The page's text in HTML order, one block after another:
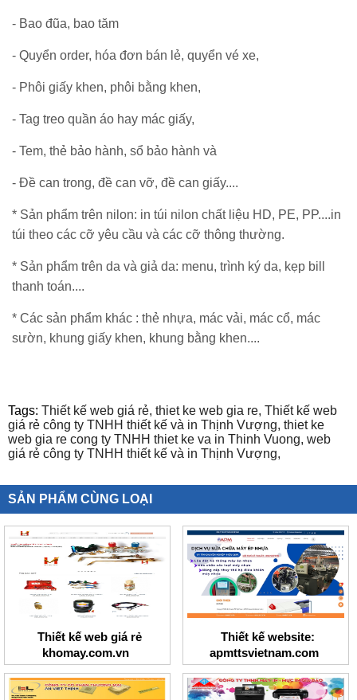
- Bao đũa, bao tăm
- Quyển order, hóa đơn bán lẻ, quyển vé xe,
- Phôi giấy khen, phôi bằng khen,
- Tag treo quần áo hay mác giấy,
- Tem, thẻ bảo hành, sổ bảo hành và
- Đề can trong, đề can vỡ, đề can giấy....
* Sản phẩm trên nilon: in túi nilon chất liệu HD, PE, PP....in
túi theo các cỡ yêu cầu và các cỡ thông thường.
* Sản phẩm trên da và giả da: menu, trình ký da, kẹp bill
thanh toán....
* Các sản phẩm khác : thẻ nhựa, mác vải, mác cổ, mác
sườn, khung giấy khen, khung bằng khen....
Tags: Thiết kế web giá rẻ, thiet ke web gia re, Thiết kế web
giá rẻ công ty TNHH thiết kế và in Thịnh Vượng, thiet ke
web gia re cong ty TNHH thiet ke va in Thinh Vuong, web
giá rẻ công ty TNHH thiết kế và in Thịnh Vượng,
SẢN PHẨM CÙNG LOẠI
Thiết kế web giá rẻ
khomay.com.vn
Thiết kế website:
apmttsvietnam.com